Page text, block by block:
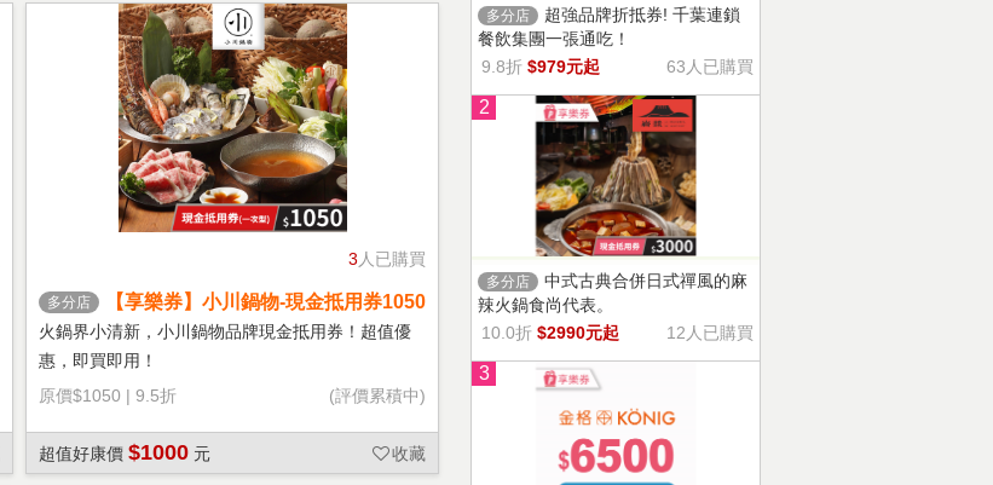
3 人已購買
多分店
【享樂券】小川鍋物-現金抵用券1050
元(一次型)
火鍋界小清新，小川鍋物品牌現金抵用券！超值優
惠，即買即用！
原價$1050 | 9.5折 (評價累積中)
超值好康價 $1000 元 收藏
多分店
超強品牌折抵券! 千葉連鎖
餐飲集團一張通吃！
9.8折 $979元起 63人已購買
2
多分店
中式古典合併日式禪風的麻
辣火鍋食尚代表。
10.0折 $2990元起 12人已購買
3